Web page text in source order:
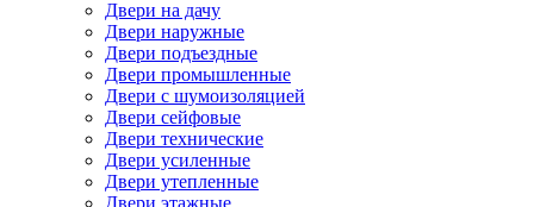
Двери на дачу
Двери наружные
Двери подъездные
Двери промышленные
Двери с шумоизоляцией
Двери сейфовые
Двери технические
Двери усиленные
Двери утепленные
Двери этажные